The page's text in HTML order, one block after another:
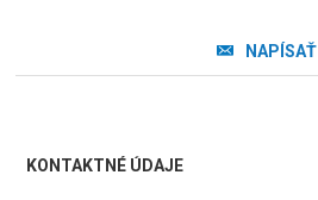
NAPÍSAŤ
KONTAKTNÉ ÚDAJE